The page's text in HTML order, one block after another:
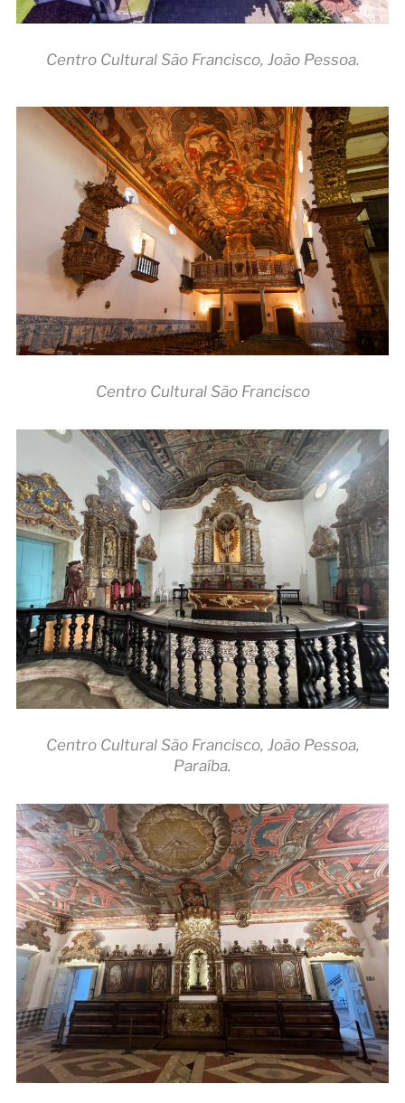
Centro Cultural São Francisco, João Pessoa.
Centro Cultural São Francisco
Centro Cultural São Francisco, João Pessoa,
Paraíba.